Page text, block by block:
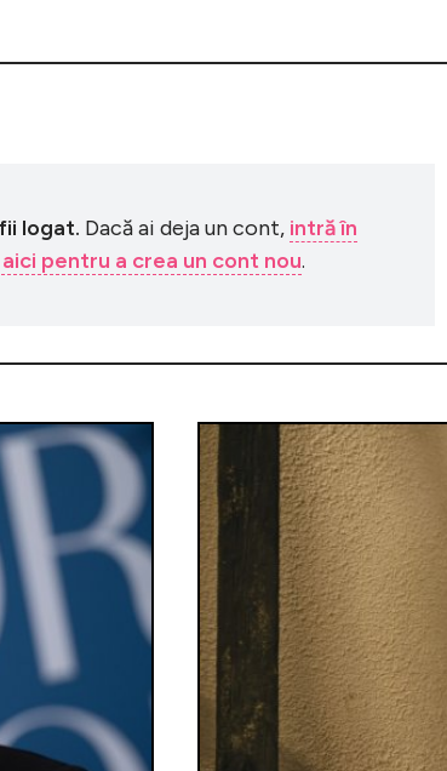
logat. Dacă ai deja un cont, intră în
pentru a crea un cont nou.